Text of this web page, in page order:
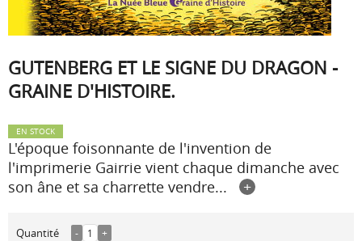
GUTENBERG ET LE SIGNE DU DRAGON -
GRAINE D'HISTOIRE.
EN STOCK
L'époque foisonnante de l'invention de
l'imprimerie Gairrie vient chaque dimanche avec
son âne et sa charrette vendre...
+
Quantité - 1 +